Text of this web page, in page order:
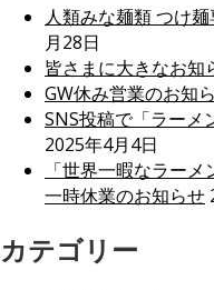
人類みな麺類 つけ
月28日
皆さまに大きなお知
GW休み営業のお知
SNS投稿で「ラーメ
2025年4月4日
「世界一暇なラー
一時休業のお知らせ
カテゴリー